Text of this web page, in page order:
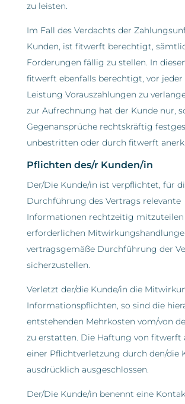
zu leisten.
Im Fall des Verdachts der
Kunden, ist fitwerft berechtigt,
Forderungen fällig zu stellen. In
fitwerft ebenfalls berechtigt, vor jeder
Leistung Vorauszahlungen zu
zur Aufrechnung hat der Kunde nur,
Gegenansprüche rechtskräftig
unbestritten oder durch fitwerft
Pflichten des/r Kunden/in
Der/Die Kunde/in ist verpflichtet, für
Durchführung des Vertrags relevante
Informationen rechtzeitig mitzuteilen
erforderlichen
vertragsgemäße Durchführung der
sicherzustellen.
Verletzt der/die Kunde/in die
Informationspflichten, so sind die
entstehenden Mehrkosten vom/von
zu erstatten. Die Haftung von fitwerft
einer Pflichtverletzung durch den/die
ausdrücklich ausgeschlossen.
Der/Die Kunde/in benennt eine